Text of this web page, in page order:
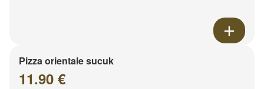
Pizza orientale sucuk
11.90 €